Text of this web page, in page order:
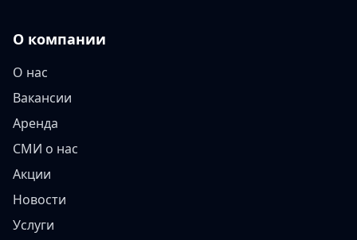
О компании
О нас
Вакансии
Аренда
СМИ о нас
Акции
Новости
Услуги